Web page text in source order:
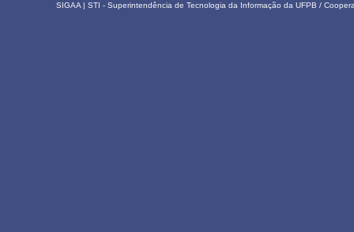
SIGAA | STI - Superintendência de Tecnologia da Informação da UFPB /